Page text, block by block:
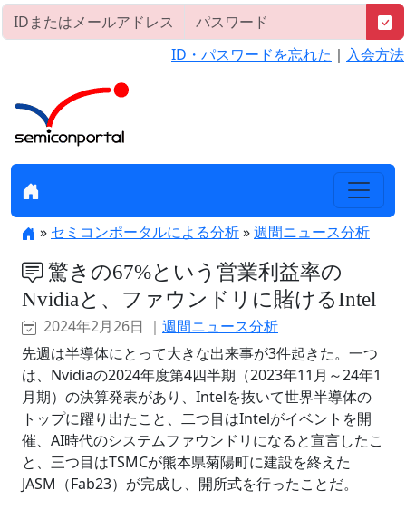
ID・パスワードを忘れた ｜ 入会方法
» セミコンポータルによる分析»週間ニュース分析
驚きの67%という営業利益率の
Nvidiaと、ファウンドリに賭けるIntel
2024年2月26日 ｜ 週間ニュース分析
先週は半導体にとって大きな出来事が3件起きた。一つ
は、Nvidiaの2024年度第4四半期（2023年11月～24年1
月期）の決算発表があり、Intelを抜いて世界半導体の
トップに躍り出たこと、二つ目はIntelがイベントを開
催、AI時代のシステムファウンドリになると宣言したこ
と、三つ目はTSMCが熊本県菊陽町に建設を終えた
JASM（Fab23）が完成し、開所式を行ったことだ。